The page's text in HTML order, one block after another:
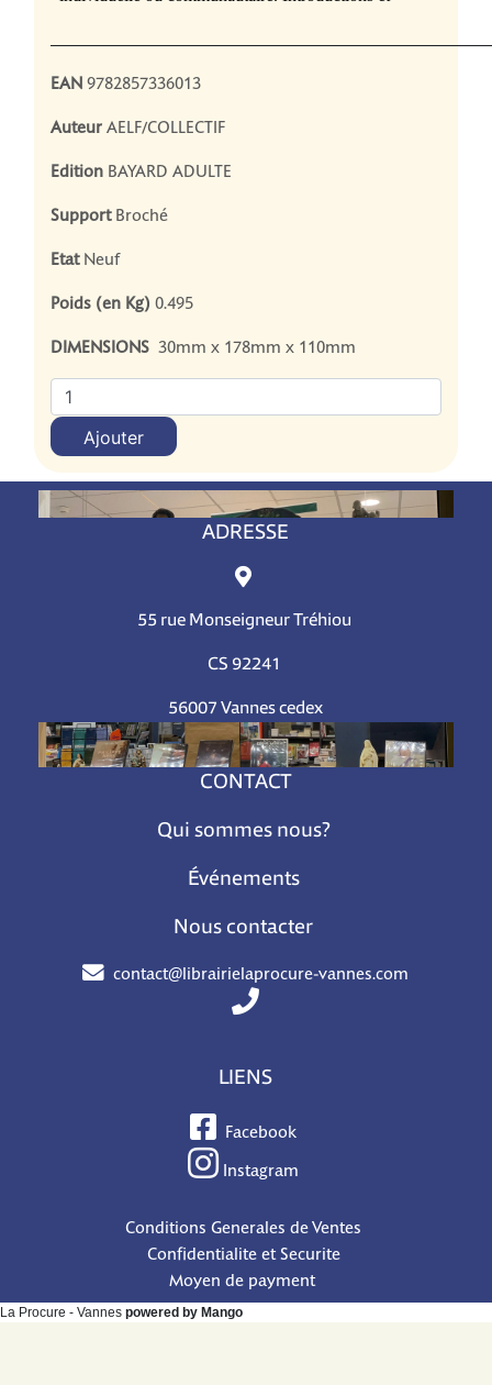
EAN9782857336013
AuteurAELF/COLLECTIF
Edition BAYARD ADULTE
Support Broché
Etat Neuf
Poids (en Kg)0.495
DIMENSIONS30mm x 178mm x 110mm
Ajouter
ADRESSE
55 rue Monseigneur Tréhiou
CS 92241
56007 Vannes cedex
CONTACT
Qui sommes nous?
Événements
Nous contacter
contact@librairielaprocure-vannes.com
LIENS
Facebook
Instagram
Conditions Generales de Ventes
Confidentialite et Securite
Moyen de payment
La Procure - Vannes powered by Mango